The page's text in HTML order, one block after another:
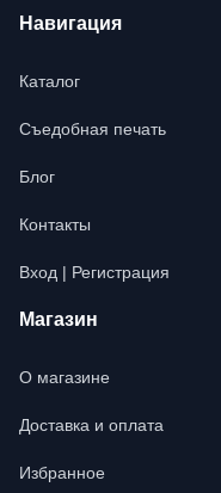
Навигация
Каталог
Съедобная печать
Блог
Контакты
Вход | Регистрация
Магазин
О магазине
Доставка и оплата
Избранное